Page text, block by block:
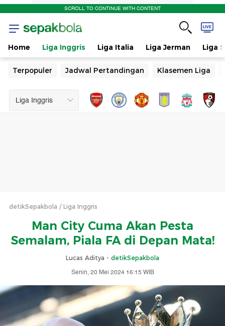
SCROLL TO CONTINUE WITH CONTENT
Home Liga Inggris Liga Italia Liga Jerman Liga
Terpopuler Jadwal Pertandingan Klasemen Liga
detikSepakbola Liga Inggris
Man City Cuma Akan Pesta
Semalam, Piala FA di Depan Mata!
Lucas Aditya - detikSepakbola
Senin, 20 Mei 2024 16:15 WIB